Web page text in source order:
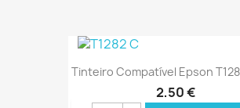
Tinteiro Compatível Epson
2,50 €